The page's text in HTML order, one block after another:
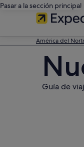
Pasar a la sección principal
América del
Guía de